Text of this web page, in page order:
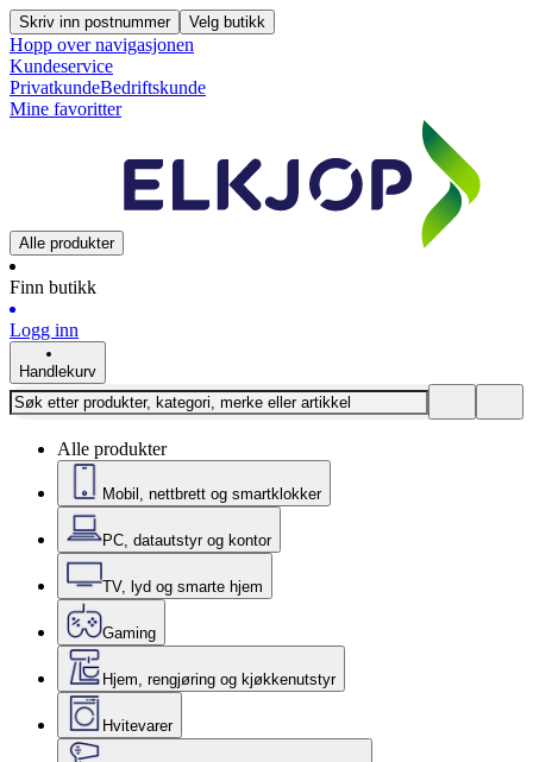
Skriv inn postnummer Velg butikk
Hopp over navigasjonen
Kundeservice
PrivatkundeBedriftskunde
Mine favoritter
Alle produkter
Finn butikk
Logg inn
Handlekurv
Alle produkter
Mobil, nettbrett og smartklokker
PC, datautstyr og kontor
TV, lyd og smarte hjem
Gaming
Hjem, rengjøring og kjøkkenutstyr
Hvitevarer